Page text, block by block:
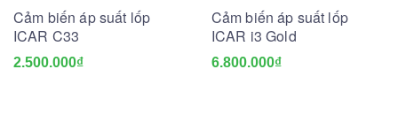
Cảm biến áp suất lốp
ICAR C33
2.500.000₫
Cảm biến áp suất lốp
ICAR i3 Gold
6.800.000₫